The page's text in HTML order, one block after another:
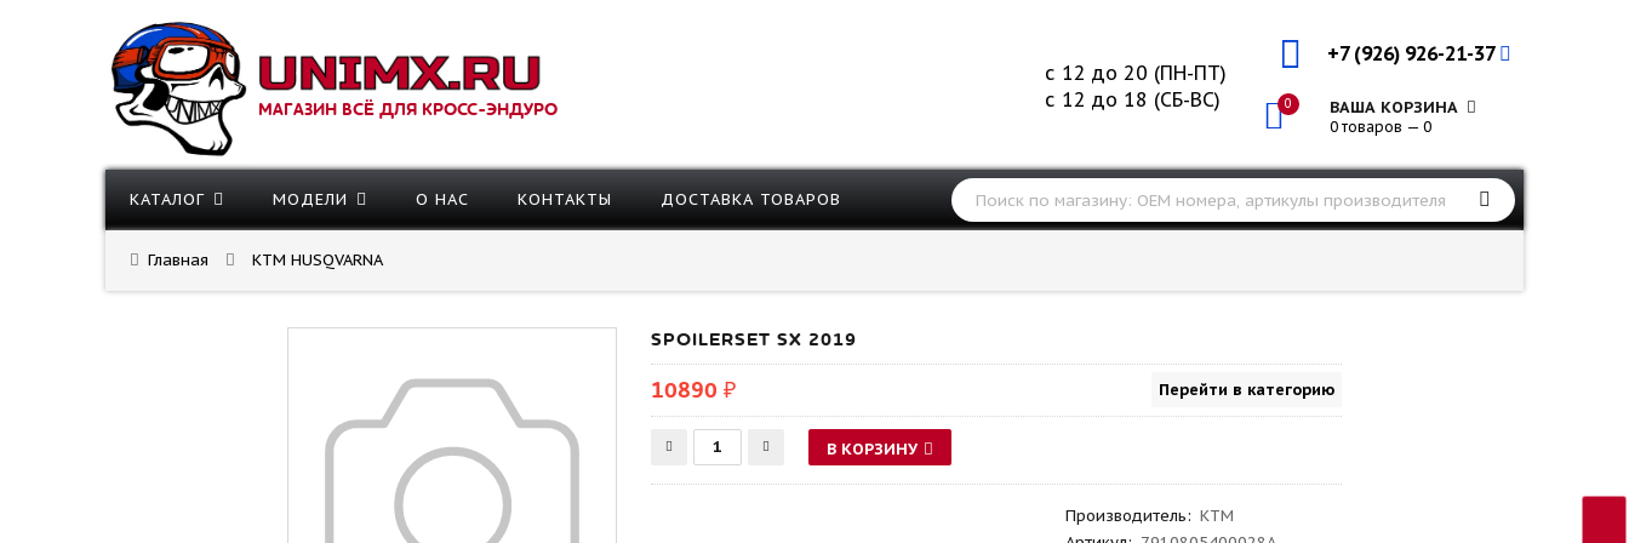
МАГАЗИН ВСЁ ДЛЯ КРОСС-ЭНДУРО
+7 (926) 926-21-37
0 ВАША КОРЗИНА
0 товаров — 0
с 12 до 20 (ПН-ПТ)
с 12 до 18 (СБ-ВС)
КАТАЛОГ МОДЕЛИ О НАС КОНТАКТЫ ДОСТАВКА ТОВАРОВ
Главная KTM HUSQVARNA
SPOILERSET SX 2019
10890 ₽ Перейти в категорию
В КОРЗИНУ
Производитель: KTM